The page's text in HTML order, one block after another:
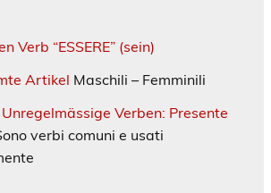
Verb “ESSERE” (sein)
Artikel Maschili – Femminili
Verben: Presente
verbi comuni e usati